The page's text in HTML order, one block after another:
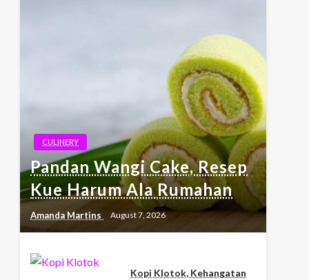
CULINERY
Pandan Wangi Cake, Resep
Kue Harum Ala Rumahan
Amanda Martins August 7, 2026
Kopi Klotok, Kehangatan